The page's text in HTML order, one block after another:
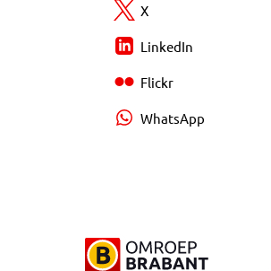
X
LinkedIn
Flickr
WhatsApp